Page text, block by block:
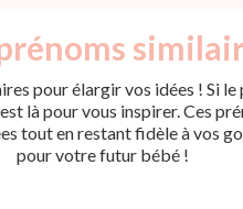
pour élargir vos idées ! Si
là pour vous inspirer. Ces
tout en restant fidèle à vos
pour votre futur bébé !